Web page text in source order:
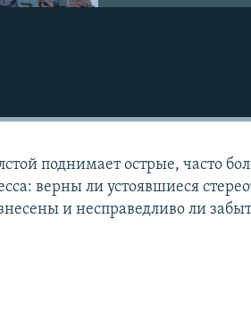
поднимает острые, часто
верны ли устоявшиеся
и несправедливо ли